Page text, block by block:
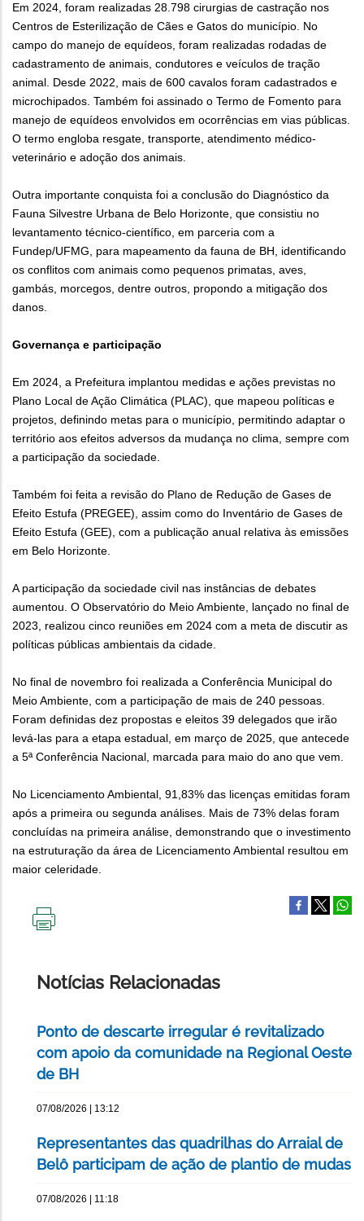
Em 2024, foram realizadas 28.798 cirurgias de castração nos
Centros de Esterilização de Cães e Gatos do município. No
campo do manejo de equídeos, foram realizadas rodadas de
cadastramento de animais, condutores e veículos de tração
animal. Desde 2022, mais de 600 cavalos foram cadastrados e
microchipados. Também foi assinado o Termo de Fomento para
manejo de equídeos envolvidos em ocorrências em vias públicas.
O termo engloba resgate, transporte, atendimento médico-
veterinário e adoção dos animais.
Outra importante conquista foi a conclusão do Diagnóstico da
Fauna Silvestre Urbana de Belo Horizonte, que consistiu no
levantamento técnico-científico, em parceria com a
Fundep/UFMG, para mapeamento da fauna de BH, identificando
os conflitos com animais como pequenos primatas, aves,
gambás, morcegos, dentre outros, propondo a mitigação dos
danos.
Governança e participação
Em 2024, a Prefeitura implantou medidas e ações previstas no
Plano Local de Ação Climática (PLAC), que mapeou políticas e
projetos, definindo metas para o município, permitindo adaptar o
território aos efeitos adversos da mudança no clima, sempre com
a participação da sociedade.
Também foi feita a revisão do Plano de Redução de Gases de
Efeito Estufa (PREGEE), assim como do Inventário de Gases de
Efeito Estufa (GEE), com a publicação anual relativa às emissões
em Belo Horizonte.
A participação da sociedade civil nas instâncias de debates
aumentou. O Observatório do Meio Ambiente, lançado no final de
2023, realizou cinco reuniões em 2024 com a meta de discutir as
políticas públicas ambientais da cidade.
No final de novembro foi realizada a Conferência Municipal do
Meio Ambiente, com a participação de mais de 240 pessoas.
Foram definidas dez propostas e eleitos 39 delegados que irão
levá-las para a etapa estadual, em março de 2025, que antecede
a 5ª Conferência Nacional, marcada para maio do ano que vem.
No Licenciamento Ambiental, 91,83% das licenças emitidas foram
após a primeira ou segunda análises. Mais de 73% delas foram
concluídas na primeira análise, demonstrando que o investimento
na estruturação da área de Licenciamento Ambiental resultou em
maior celeridade.
Notícias Relacionadas
Ponto de descarte irregular é revitalizado
com apoio da comunidade na Regional Oeste
de BH
07/08/2026 | 13:12
Representantes das quadrilhas do Arraial de
Belô participam de ação de plantio de mudas
07/08/2026 | 11:18